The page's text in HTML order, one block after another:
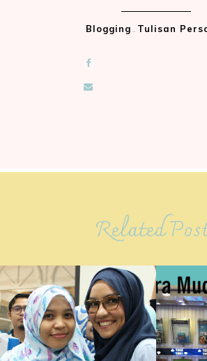
Blogging Tulisan
Related